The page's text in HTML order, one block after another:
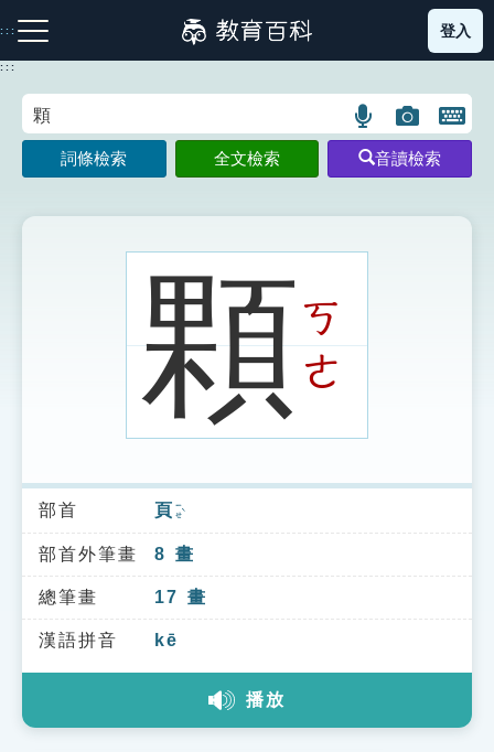
到
主
:::
注音索引圖示 筆畫索引圖示 部首索引表圖示
索引選單
知識索引
單字索引
生命大百科索引
登入
:::
語
言
搜
示
圖
片
搜
開
鍵
圖
詞條檢索 全文檢索 音讀檢索
顆ㄎ
ㄜ
部首 頁 ㄧㄝˋ
部首外筆畫 8 畫
總筆畫 17 畫
漢語拼音 kē
播放